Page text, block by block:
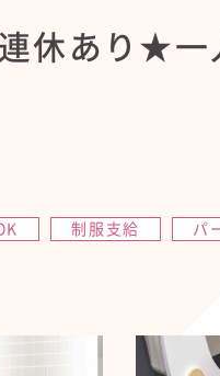
休あり★一
制服支給 パ